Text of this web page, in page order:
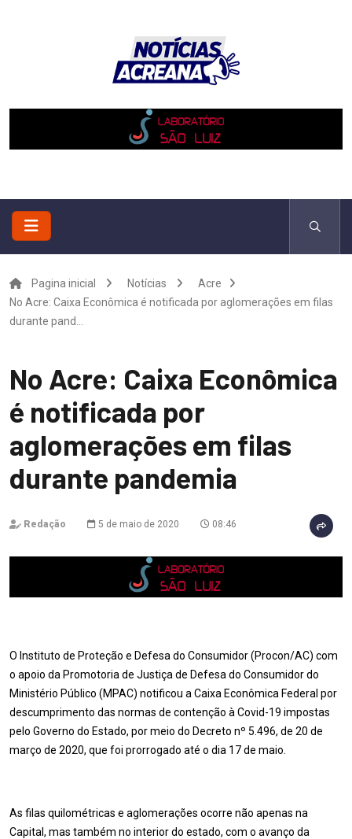
Pagina inicial Notícias
Acre
No Acre: Caixa Econômica é notificada por aglomerações em filas
durante pand...
No Acre: Caixa Econômica
é notificada por
aglomerações em filas
durante pandemia
Redação 5 de maio de 2020 08:46
O Instituto de Proteção e Defesa do Consumidor (Procon/AC) com
o apoio da Promotoria de Justiça de Defesa do Consumidor do
Ministério Público (MPAC) notificou a Caixa Econômica Federal por
descumprimento das normas de contenção à Covid-19 impostas
pelo Governo do Estado, por meio do Decreto nº 5.496, de 20 de
março de 2020, que foi prorrogado até o dia 17 de maio.
As filas quilométricas e aglomerações ocorre não apenas na
Capital, mas também no interior do estado, com o avanço da